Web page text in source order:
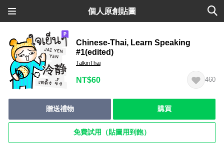
個人原創貼圖
Chinese-Thai, Learn Speaking
#1(edited)
TalkinThai
NT$60 460
贈送禮物 購買
免費試用（貼圖用到飽）